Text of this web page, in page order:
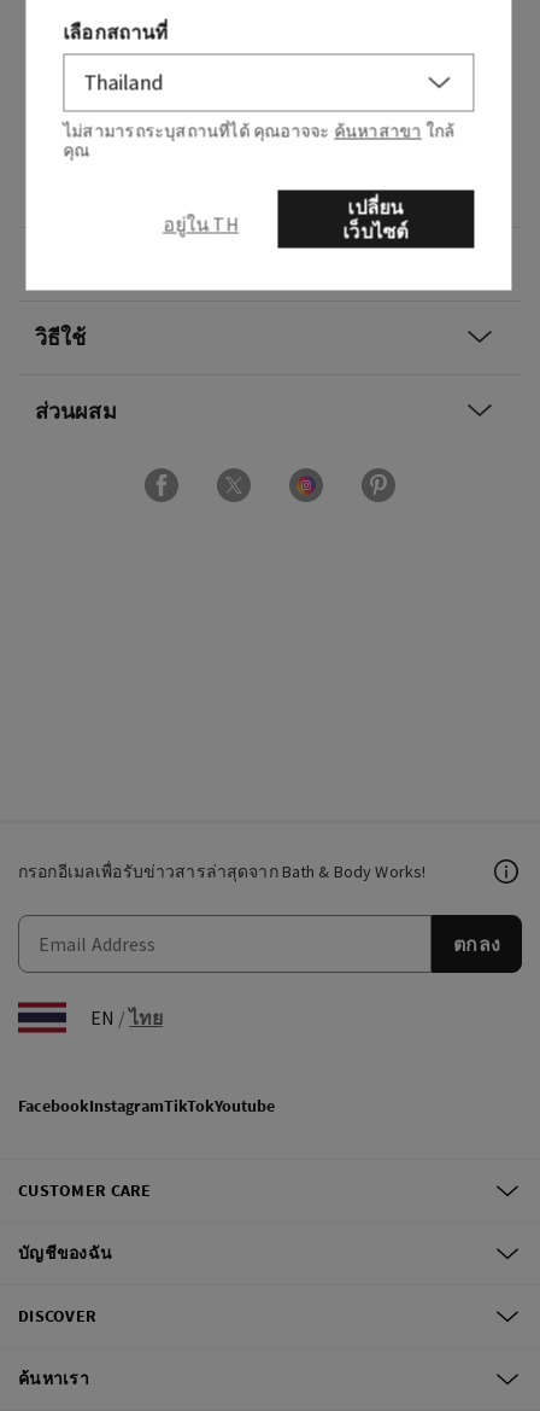
กลิ่น
What it smells like: refreshing, floral, sweet
serenity.
Fragrance notes: mimosa and spearmint
วิธีใช้
ส่วนผสม
กรอกอีเมลเพื่อรับข่าวสารล่าสุดจาก Bath & Body Works!
ตกลง
EN /ไทย
FacebookInstagramTikTokYoutube
CUSTOMER CARE
บัญชีของฉัน
DISCOVER
ค้นหาเรา
เลือกสถานที่
ไม่สามารถระบุสถานที่ได้ คุณอาจจะ ค้นหาสาขา ใกล้
คุณ
อยู่ใน TH
เปลี่ยน
เว็บไซต์